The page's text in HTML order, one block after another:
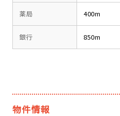
薬局 400m
銀行 850m
物件情報